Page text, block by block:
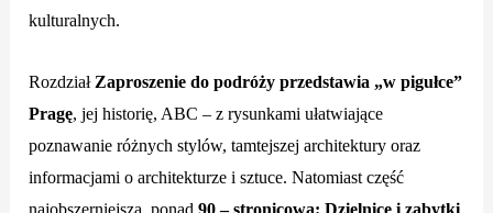
kulturalnych.
Rozdział Zaproszenie do podróży przedstawia „w pigułce”
Pragę, jej historię, ABC – z rysunkami ułatwiające
poznawanie różnych stylów, tamtejszej architektury oraz
informacjami o architekturze i sztuce. Natomiast część
najobszerniejsza, ponad90 – stronicowa: Dzielnice i zabytki